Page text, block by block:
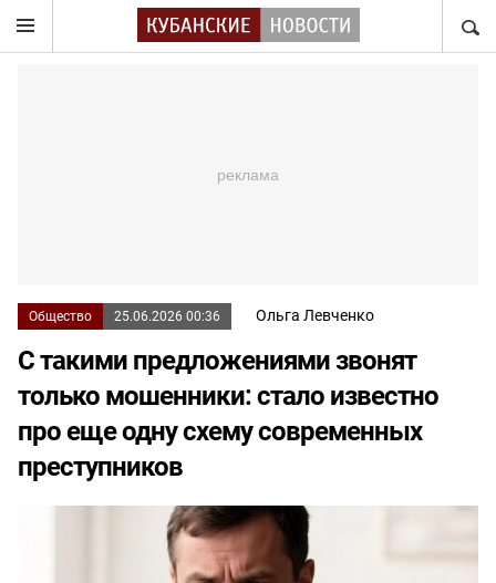
Общество 25.06.2026 00:36 Ольга Левченко
С такими предложениями звонят
только мошенники: стало известно
про еще одну схему современных
преступников